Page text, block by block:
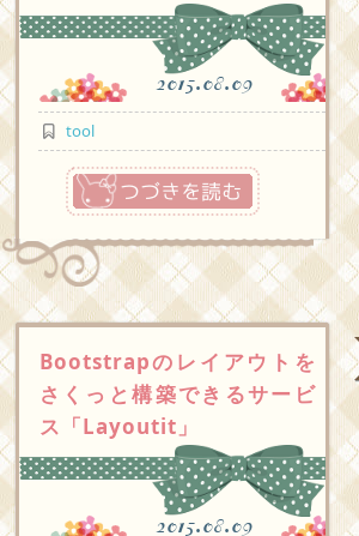
2015.08.09
tool
つづきを読む
Bootstrapのレイアウトを
さくっと構築できるサービ
ス「Layoutit」
2015.08.09